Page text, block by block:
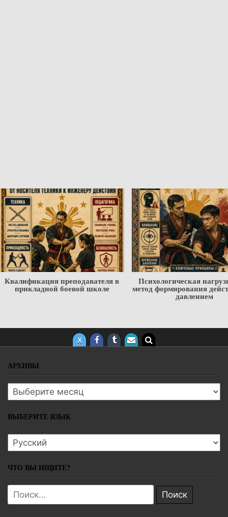
Квалификация преподавателя в
прикладной боевой школе
Психологическая
метод формирования
давлением
АРХИВЫ
Архивы
ВЫБЕРИТЕ ЯЗЫК
Выберите язык
ЧТО ВЫ ИЩИТЕ?
Поиск: